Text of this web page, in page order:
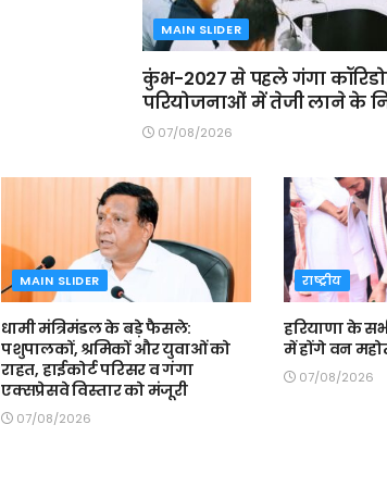
MAIN SLIDER
कुंभ-2027 से पहले गंगा
परियोजनाओं में तेजी लाने के
07/08/2026
MAIN SLIDER
धामी मंत्रिमंडल के बड़े फैसले:
पशुपालकों, श्रमिकों और युवाओं को
राहत, हाईकोर्ट परिसर व गंगा
एक्सप्रेसवे विस्तार को मंजूरी
07/08/2026
राष्ट्रीय
हरियाणा के
में होंगे वन
07/08/2026